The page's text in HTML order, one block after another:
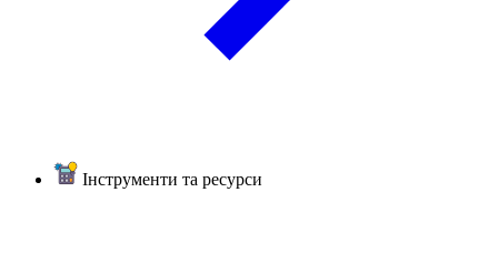
Інструменти та ресурси